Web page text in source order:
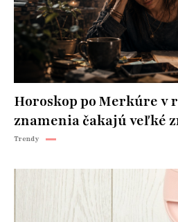
Horoskop po Merkúre v
znamenia čakajú veľké
Trendy